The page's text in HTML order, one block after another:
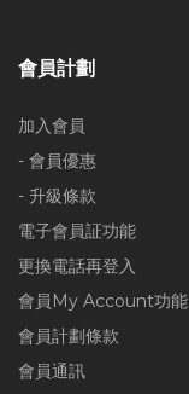
會員計劃
加入會員
- 會員優惠
- 升級條款
電子會員証功能
更換電話再登入
會員My Account功能
會員計劃條款
會員通訊